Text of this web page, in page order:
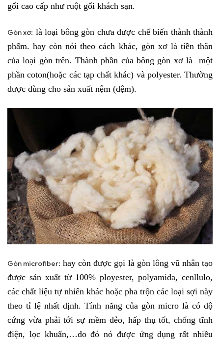
gối cao cấp như ruột gối khách sạn.
Gòn xơ: là loại bông gòn chưa được chế biến thành thành
phẩm. hay còn nói theo cách khác, gòn xơ là tiền thân
của loại gòn trên. Thành phần của bông gòn xơ là một
phần coton(hoặc các tạp chất khác) và polyester. Thường
được dùng cho sản xuất nệm (đệm).
Gòn microfiber: hay còn được gọi là gòn lông vũ nhân tạo
được sản xuất từ 100% ployester, polyamida, cenllulo,
các chất liệu tự nhiên khác hoặc pha trộn các loại sợi này
theo tỉ lệ nhất định. Tính năng của gòn micro là có độ
cứng vừa phải tới sự mềm dẻo, hấp thụ tốt, chống tĩnh
điện, lọc khuẩn,…do đó nó được ứng dụng rất nhiều